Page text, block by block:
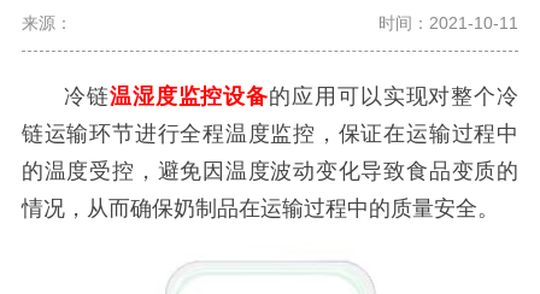
来源： 时间：2021-10-11
冷链温湿度监控设备的应用可以实现对整个冷
链运输环节进行全程温度监控，保证在运输过程中
的温度受控，避免因温度波动变化导致食品变质的
情况，从而确保奶制品在运输过程中的质量安全。